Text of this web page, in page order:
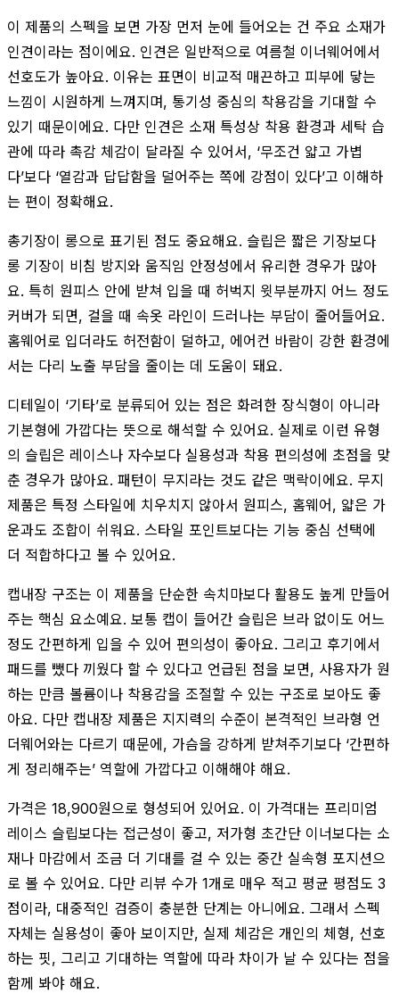
이 제품의 스펙을 보면 가장 먼저 눈에 들어오는 건 주요 소재가
인견이라는 점이에요. 인견은 일반적으로 여름철 이너웨어에서
선호도가 높아요. 이유는 표면이 비교적 매끈하고 피부에 닿는
느낌이 시원하게 느껴지며, 통기성 중심의 착용감을 기대할 수
있기 때문이에요. 다만 인견은 소재 특성상 착용 환경과 세탁 습
관에 따라 촉감 체감이 달라질 수 있어서, ‘무조건 얇고 가볍
다’보다 ‘열감과 답답함을 덜어주는 쪽에 강점이 있다’고 이해하
는 편이 정확해요.
총기장이 롱으로 표기된 점도 중요해요. 슬립은 짧은 기장보다
롱 기장이 비침 방지와 움직임 안정성에서 유리한 경우가 많아
요. 특히 원피스 안에 받쳐 입을 때 허벅지 윗부분까지 어느 정도
커버가 되면, 걸을 때 속옷 라인이 드러나는 부담이 줄어들어요.
홈웨어로 입더라도 허전함이 덜하고, 에어컨 바람이 강한 환경에
서는 다리 노출 부담을 줄이는 데 도움이 돼요.
디테일이 ‘기타’로 분류되어 있는 점은 화려한 장식형이 아니라
기본형에 가깝다는 뜻으로 해석할 수 있어요. 실제로 이런 유형
의 슬립은 레이스나 자수보다 실용성과 착용 편의성에 초점을 맞
춘 경우가 많아요. 패턴이 무지라는 것도 같은 맥락이에요. 무지
제품은 특정 스타일에 치우치지 않아서 원피스, 홈웨어, 얇은 가
운과도 조합이 쉬워요. 스타일 포인트보다는 기능 중심 선택에
더 적합하다고 볼 수 있어요.
캡내장 구조는 이 제품을 단순한 속치마보다 활용도 높게 만들어
주는 핵심 요소예요. 보통 캡이 들어간 슬립은 브라 없이도 어느
정도 간편하게 입을 수 있어 편의성이 좋아요. 그리고 후기에서
패드를 뺐다 끼웠다 할 수 있다고 언급된 점을 보면, 사용자가 원
하는 만큼 볼륨이나 착용감을 조절할 수 있는 구조로 보아도 좋
아요. 다만 캡내장 제품은 지지력의 수준이 본격적인 브라형 언
더웨어와는 다르기 때문에, 가슴을 강하게 받쳐주기보다 ‘간편하
게 정리해주는’ 역할에 가깝다고 이해해야 해요.
가격은 18,900원으로 형성되어 있어요. 이 가격대는 프리미엄
레이스 슬립보다는 접근성이 좋고, 저가형 초간단 이너보다는 소
재나 마감에서 조금 더 기대를 걸 수 있는 중간 실속형 포지션으
로 볼 수 있어요. 다만 리뷰 수가 1개로 매우 적고 평균 평점도 3
점이라, 대중적인 검증이 충분한 단계는 아니에요. 그래서 스펙
자체는 실용성이 좋아 보이지만, 실제 체감은 개인의 체형, 선호
하는 핏, 그리고 기대하는 역할에 따라 차이가 날 수 있다는 점을
함께 봐야 해요.